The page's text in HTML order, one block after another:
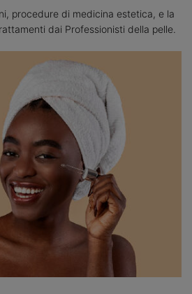
procedure di medicina estetica, e la
dai Professionisti della pelle.